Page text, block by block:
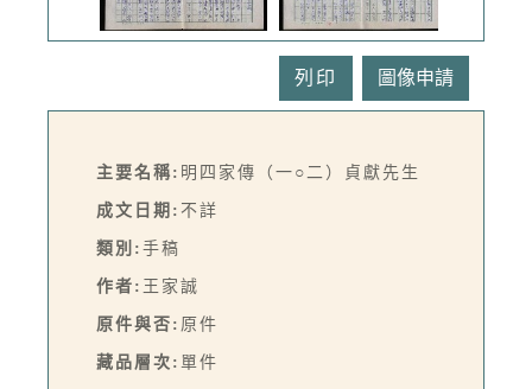
列印
主要名稱: 明四家傳（一○二）貞獻先生
成文日期: 不詳
類別: 手稿
作者: 王家誠
原件與否: 原件
藏品層次: 單件